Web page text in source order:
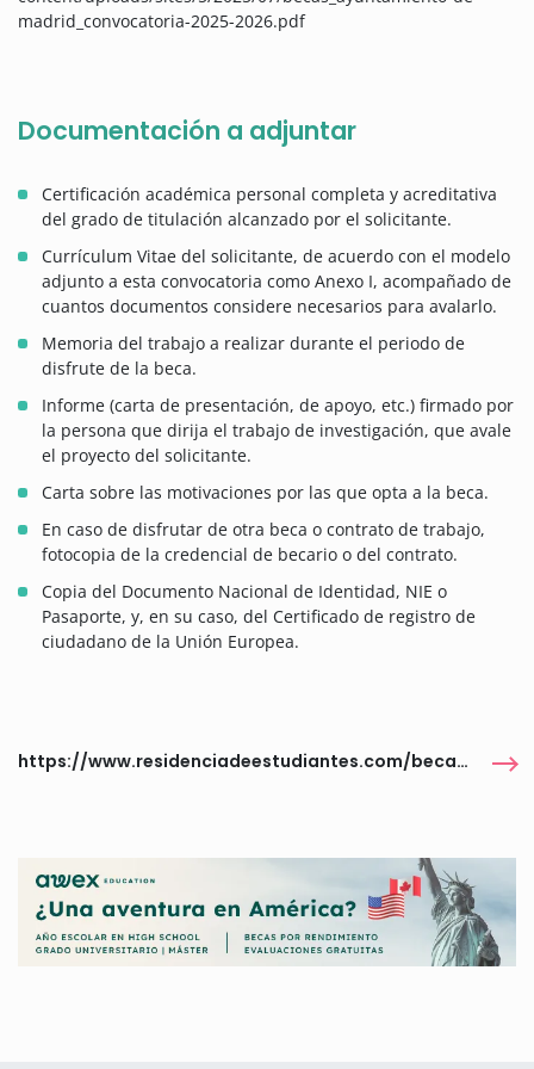
madrid_convocatoria-2025-2026.pdf
Documentación a adjuntar
Certificación académica personal completa y acreditativa
del grado de titulación alcanzado por el solicitante.
Currículum Vitae del solicitante, de acuerdo con el modelo
adjunto a esta convocatoria como Anexo I, acompañado de
cuantos documentos considere necesarios para avalarlo.
Memoria del trabajo a realizar durante el periodo de
disfrute de la beca.
Informe (carta de presentación, de apoyo, etc.) firmado por
la persona que dirija el trabajo de investigación, que avale
el proyecto del solicitante.
Carta sobre las motivaciones por las que opta a la beca.
En caso de disfrutar de otra beca o contrato de trabajo,
fotocopia de la credencial de becario o del contrato.
Copia del Documento Nacional de Identidad, NIE o
Pasaporte, y, en su caso, del Certificado de registro de
ciudadano de la Unión Europea.
https://www.residenciadeestudiantes.com/becas/becas-2025-2026-del-ayuntamiento-de-madrid-para-estudiantes-de-postgrado-y-creadores-y-artistas